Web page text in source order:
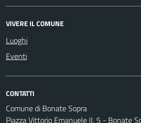
VIVERE IL COMUNE
Luoghi
Eventi
CONTATTI
Comune di Bonate Sopra
Piazza Vittorio Emanuele II, 5 - Bonate